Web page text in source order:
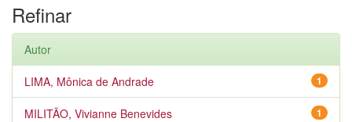
Refinar
Autor
1
LIMA, Mônica de Andrade
1
MILITÃO, Vivianne Benevides